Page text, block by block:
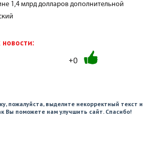
1,4 млрд долларов дополнительной
+0
пожалуйста, выделите некорректный текст и
Вы поможете нам улучшить сайт. Спасибо!